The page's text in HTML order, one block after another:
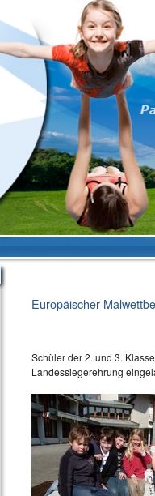
Europäischer
Schüler der 2. und 3.
Landessiegerehrung